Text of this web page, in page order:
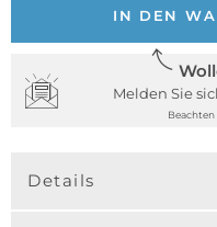
IN DEN
Melden Sie
Beachten
Details